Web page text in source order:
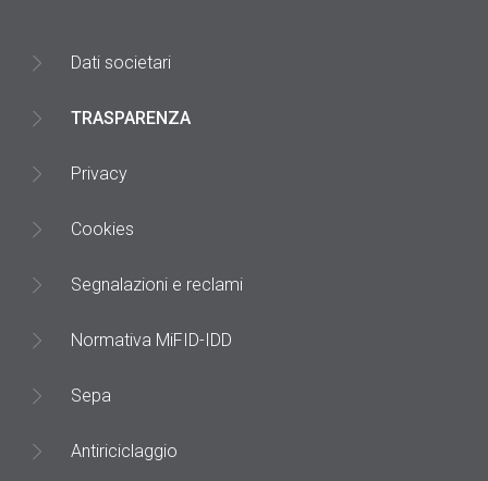
Dati societari
TRASPARENZA
Privacy
Cookies
Segnalazioni e reclami
Normativa MiFID-IDD
Sepa
Antiriciclaggio